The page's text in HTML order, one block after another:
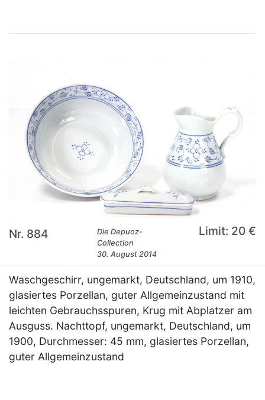
Nr. 884
Die Depuoz-
Collection
30. August 2014
Limit: 20 €
Waschgeschirr, ungemarkt, Deutschland, um 1910,
glasiertes Porzellan, guter Allgemeinzustand mit
leichten Gebrauchsspuren, Krug mit Abplatzer am
Ausguss. Nachttopf, ungemarkt, Deutschland, um
1900, Durchmesser: 45 mm, glasiertes Porzellan,
guter Allgemeinzustand